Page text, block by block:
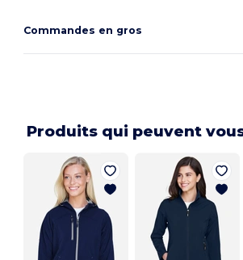
Commandes en gros
Produits qui peuvent